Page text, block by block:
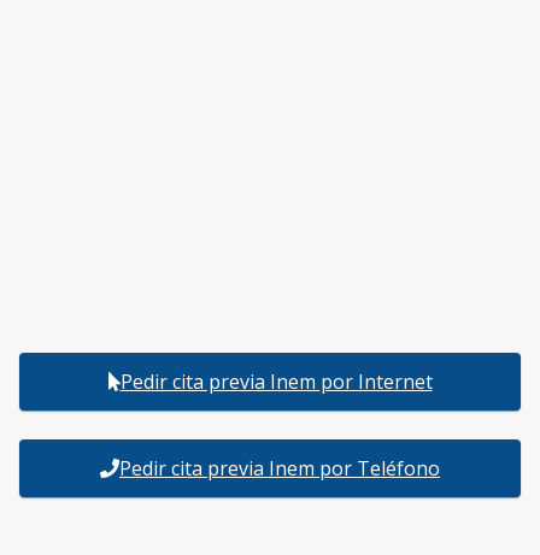
Pedir cita previa Inem por Internet
Pedir cita previa Inem por Teléfono